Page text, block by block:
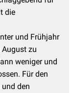
die
und Frühjahr
zu
weniger und
Für den
den